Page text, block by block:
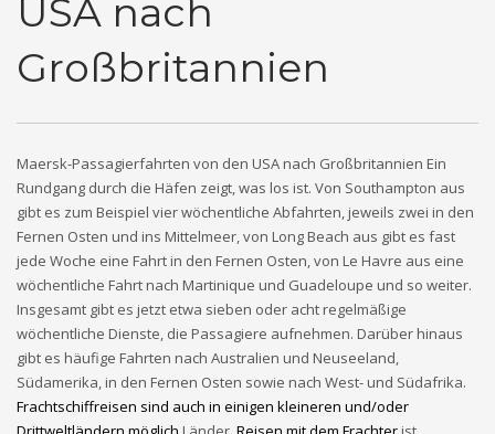
USA nach
Großbritannien
Maersk-Passagierfahrten von den USA nach Großbritannien Ein
Rundgang durch die Häfen zeigt, was los ist. Von Southampton aus
gibt es zum Beispiel vier wöchentliche Abfahrten, jeweils zwei in den
Fernen Osten und ins Mittelmeer, von Long Beach aus gibt es fast
jede Woche eine Fahrt in den Fernen Osten, von Le Havre aus eine
wöchentliche Fahrt nach Martinique und Guadeloupe und so weiter.
Insgesamt gibt es jetzt etwa sieben oder acht regelmäßige
wöchentliche Dienste, die Passagiere aufnehmen. Darüber hinaus
gibt es häufige Fahrten nach Australien und Neuseeland,
Südamerika, in den Fernen Osten sowie nach West- und Südafrika.
Frachtschiffreisen sind auch in einigen kleineren und/oder